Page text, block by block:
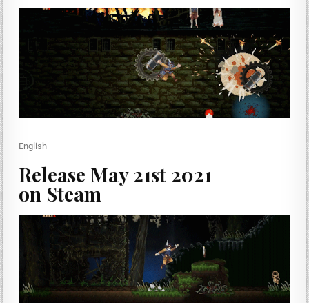
English
Release May 21st 2021
on Steam